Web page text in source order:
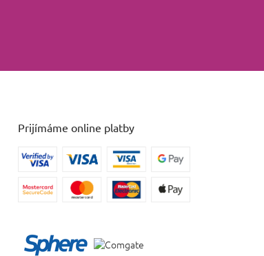
Prijímáme online platby